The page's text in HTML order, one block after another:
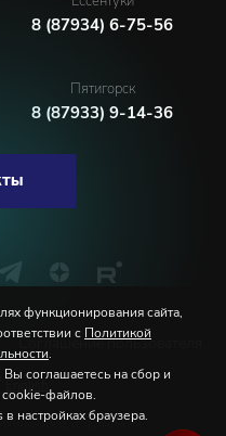
8 (87934) 6-75-56
Пятигорск
8 (87933) 9-14-36
Соглашение пользователя
филармония
функционирования сайта,
с Политикой
.
соглашаетесь на сбор и
cookie-файлов.
настройках браузера.